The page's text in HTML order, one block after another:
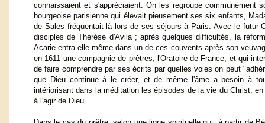
connaissaient et s'appréciaient. On les regroupe
bourgeoise parisienne qui élevait pieusement ses six enfants,
de Sales fréquentait là lors de ses séjours à Paris. Avec le futur
disciples de Thérèse d'Avila ; après quelques difficultés, la
Acarie entra elle-même dans un de ces couvents après son
en 1611 une compagnie de prêtres, l'Oratoire de France, et qui
de faire comprendre par ses écrits par quelles voies on peut
que Dieu continue à le créer, et de même l'âme a besoin à
intériorisant dans la méditation les épisodes de la vie du Christ,
à l'agir de Dieu.